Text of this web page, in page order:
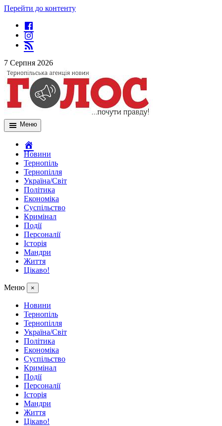
Перейти до контенту
7 Серпня 2026
Меню
Новини
Тернопіль
Тернопілля
Україна/Світ
Політика
Економіка
Суспільство
Кримінал
Події
Персоналії
Історія
Мандри
Життя
Цікаво!
Меню ×
Новини
Тернопіль
Тернопілля
Україна/Світ
Політика
Економіка
Суспільство
Кримінал
Події
Персоналії
Історія
Мандри
Життя
Цікаво!